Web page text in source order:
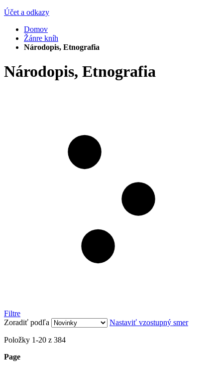
Účet a odkazy
Domov
Žánre kníh
Národopis, Etnografia
Národopis, Etnografia
Filtre
Zoradiť podľa
Nastaviť vzostupný smer
Položky 1-20 z 384
Page